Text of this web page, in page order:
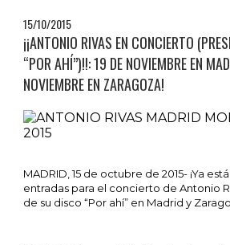
15/10/2015
¡¡ANTONIO RIVAS EN CONCIERTO
“POR AHÍ”)!!: 19 DE NOVIEMBRE EN
NOVIEMBRE EN ZARAGOZA!
MADRID, 15 de octubre de 2015- ¡Ya
entradas para el concierto de Antonio
de su disco “Por ahí” en Madrid y